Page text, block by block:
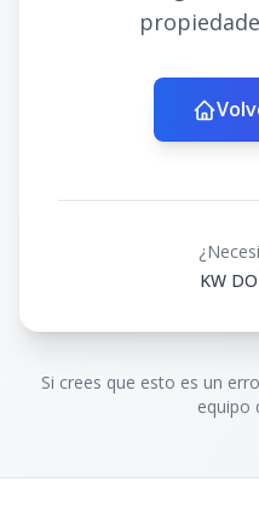
KW
Si crees que esto es un
equipo